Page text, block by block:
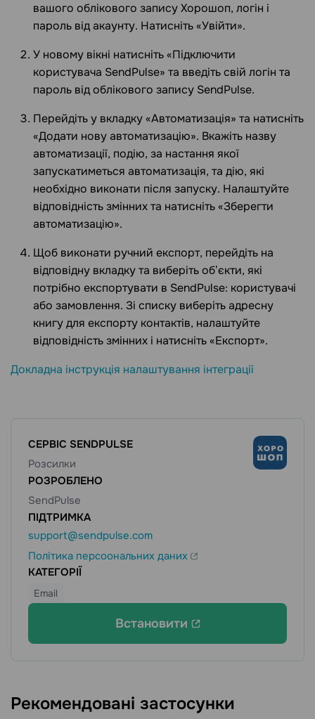
вашого облікового запису Хорошоп, логін і
пароль від акаунту. Натисніть «Увійти».
У новому вікні натисніть «Підключити
користувача SendPulse» та введіть свій логін та
пароль від облікового запису SendPulse.
Перейдіть у вкладку «Автоматизація» та натисніть
«Додати нову автоматизацію». Вкажіть назву
автоматизації, подію, за настання якої
запускатиметься автоматизація, та дію, які
необхідно виконати після запуску. Налаштуйте
відповідність змінних та натисніть «Зберегти
автоматизацію».
Щоб виконати ручний експорт, перейдіть на
відповідну вкладку та виберіть обʼєкти, які
потрібно експортувати в SendPulse: користувачі
або замовлення. Зі списку виберіть адресну
книгу для експорту контактів, налаштуйте
відповідність змінних і натисніть «Експорт».
Докладна інструкція налаштування інтеграції
СЕРВІС SENDPULSE
Розсилки
РОЗРОБЛЕНО
SendPulse
ПІДТРИМКА
support@sendpulse.com
Політика персоональних даних
КАТЕГОРІЇ
Email
Встановити
Рекомендовані застосунки